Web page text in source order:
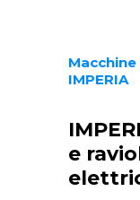
IMPERIA
e